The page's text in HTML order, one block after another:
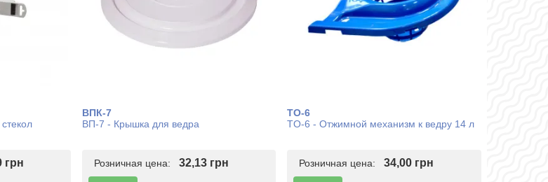
грн
ВПК-7
ВП-7 - Крышка для ведра
Розничная цена: 32,13 грн
TO-6
TO-6 - Отжимной механизм к ведру 14 л
Розничная цена:34,00 грн